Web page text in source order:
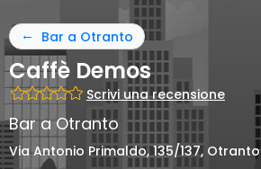
Bar a Otranto
Caffè Demos
Scrivi una recensione
Bar a Otranto
Via Antonio Primaldo, 135/137, Otranto